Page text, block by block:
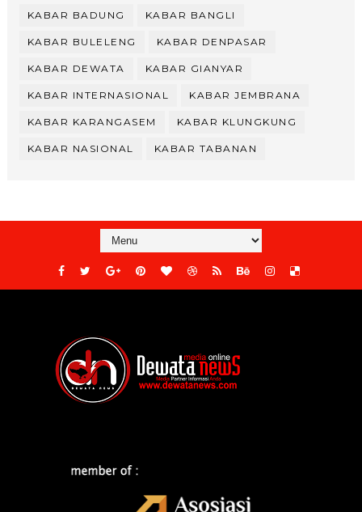
KABAR BADUNG KABAR BANGLI
KABAR BULELENG KABAR DENPASAR
KABAR DEWATA KABAR GIANYAR
KABAR INTERNASIONAL KABAR JEMBRANA
KABAR KARANGASEM KABAR KLUNGKUNG
KABAR NASIONAL KABAR TABANAN